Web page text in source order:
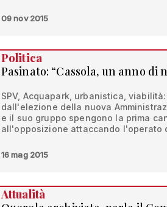
09 nov 2015
Politica
Pasinato: “Cassola, un anno di
SPV, Acquapark, urbanistica,
dall'elezione della nuova
e il suo gruppo spengono la prima
all'opposizione attaccando l'operato
16 mag 2015
Attualità